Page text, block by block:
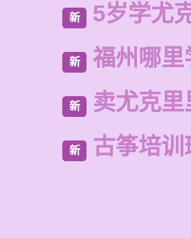
新 5岁学尤
新 福州哪里
新 卖尤克
新 古筝培